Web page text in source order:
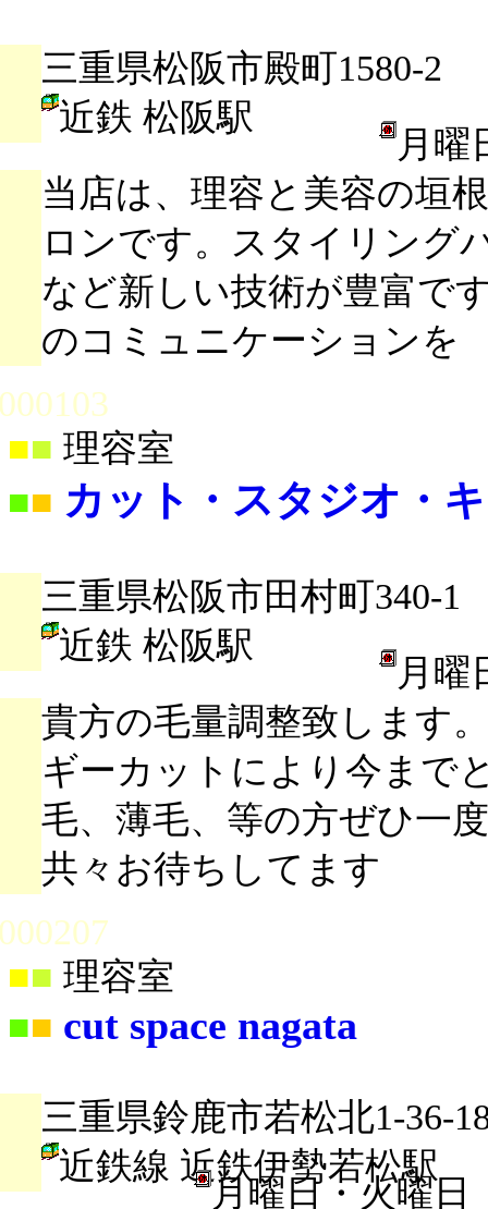
三重県松阪市殿町1580-2
近鉄 松阪駅
月曜
当店は、理容と美容の垣
ロンです。スタイリング
など新しい技術が豊富で
のコミュニケーションを
■ 理容室
■■ カット・スタジオ・
三重県松阪市田村町340-1
近鉄 松阪駅
月曜
貴方の毛量調整致します
ギーカットにより今まで
毛、薄毛、等の方ぜひ一
共々お待ちしてます
■ 理容室
■■ cut space nagata
三重県鈴鹿市若松北1-36-
近鉄線 近鉄伊勢若松駅
月曜日・火曜日